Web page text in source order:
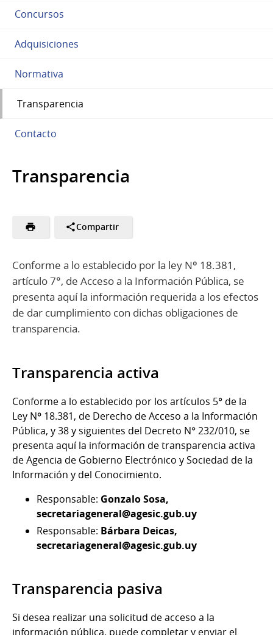
Concursos
Adquisiciones
Normativa
Transparencia
Contacto
Transparencia
Compartir
Conforme a lo establecido por la ley Nº 18.381,
artículo 7°, de Acceso a la Información Pública, se
presenta aquí la información requerida a los efectos
de dar cumplimiento con dichas obligaciones de
transparencia.
Transparencia activa
Conforme a lo establecido por los artículos 5° de la
Ley Nº 18.381, de Derecho de Acceso a la Información
Pública, y 38 y siguientes del Decreto N° 232/010, se
presenta aquí la información de transparencia activa
de Agencia de Gobierno Electrónico y Sociedad de la
Información y del Conocimiento.
Responsable: Gonzalo Sosa,
secretariageneral@agesic.gub.uy
Responsable: Bárbara Deicas,
secretariageneral@agesic.gub.uy
Transparencia pasiva
Si desea realizar una solicitud de acceso a la
información pública, puede completar y enviar el